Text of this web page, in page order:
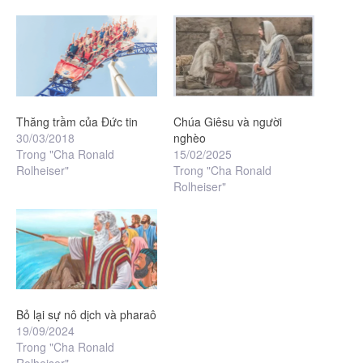
Thăng trầm của Đức tin
30/03/2018
Trong "Cha Ronald
Rolheiser"
Chúa Giêsu và người
nghèo
15/02/2025
Trong "Cha Ronald
Rolheiser"
Bỏ lại sự nô dịch và pharaô
19/09/2024
Trong "Cha Ronald